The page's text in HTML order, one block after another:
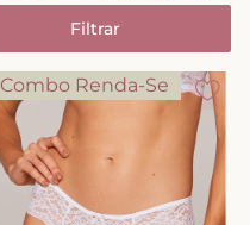
Filtrar
Combo Renda-Se